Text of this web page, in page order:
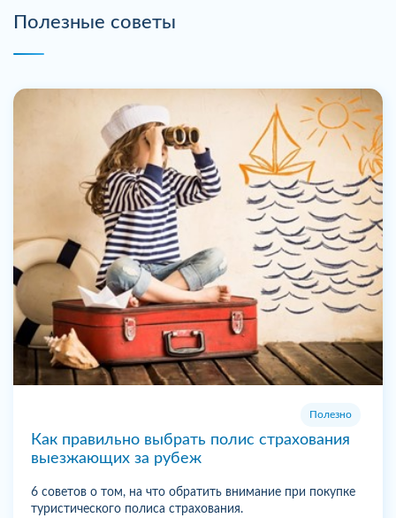
Полезные советы
Полезно
Как правильно выбрать полис страхования
выезжающих за рубеж
6 советов о том, на что обратить внимание при покупке
туристического полиса страхования.